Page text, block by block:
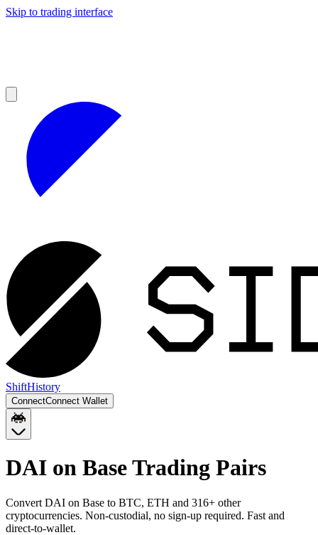
Skip to trading interface
ShiftHistory
ConnectConnect Wallet
DAI on BaseTrading Pairs
Convert DAI on Base to BTC, ETH and 316+ other
cryptocurrencies. Non-custodial, no sign-up required. Fast and
direct-to-wallet.